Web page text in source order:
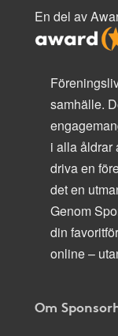
En del av
samhälle.
i alla åldrar
driva en
det en
Genom
din
online –
Om